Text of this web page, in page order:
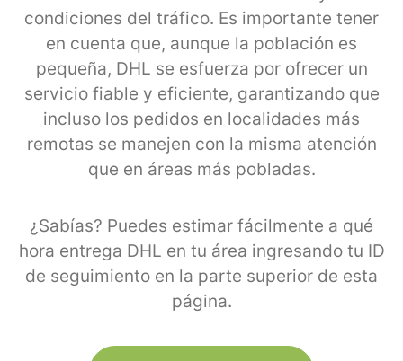
condiciones del tráfico. Es importante tener
en cuenta que, aunque la población es
pequeña, DHL se esfuerza por ofrecer un
servicio fiable y eficiente, garantizando que
incluso los pedidos en localidades más
remotas se manejen con la misma atención
que en áreas más pobladas.
¿Sabías? Puedes estimar fácilmente a qué
hora entrega DHL en tu área ingresando tu ID
de seguimiento en la parte superior de esta
página.